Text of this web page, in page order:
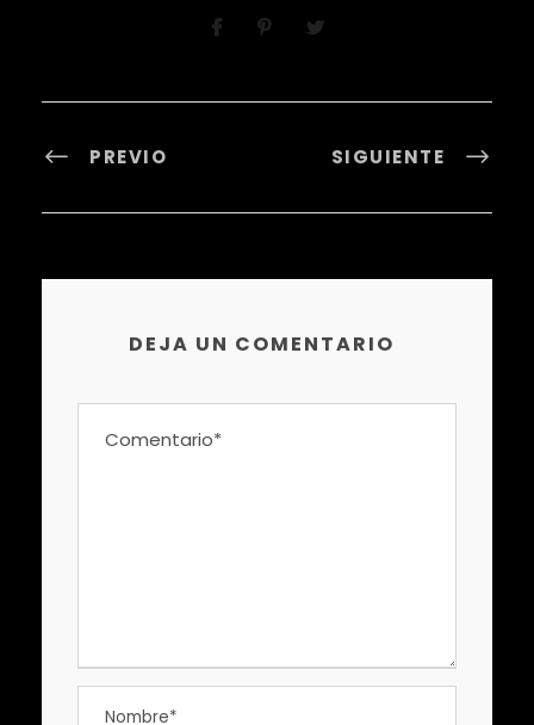
PREVIO SIGUIENTE
DEJA UN COMENTARIO